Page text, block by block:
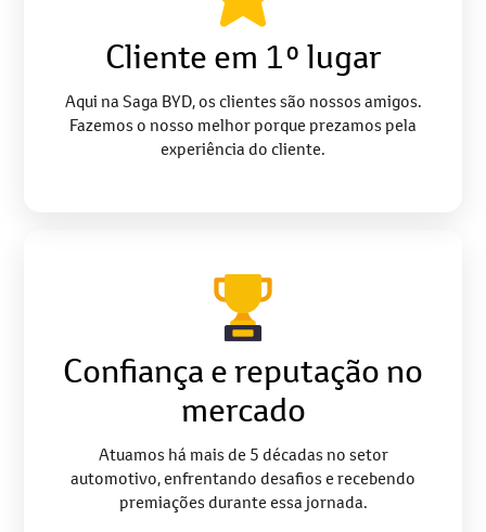
Cliente em 1º lugar
Aqui na Saga BYD, os clientes são nossos amigos.
Fazemos o nosso melhor porque prezamos pela
experiência do cliente.
Confiança e reputação no
mercado
Atuamos há mais de 5 décadas no setor
automotivo, enfrentando desafios e recebendo
premiações durante essa jornada.